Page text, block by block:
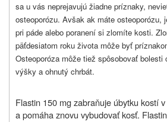
sa u vás neprejavujú žiadne príznaky,
osteoporózu. Avšak ak máte osteoporózu,
pri páde alebo poranení si zlomíte kosti.
päťdesiatom roku života môže byť
Osteoporóza môže tiež spôsobovať bolesti
výšky a ohnutý chrbát.
Flastin 150 mg zabraňuje úbytku kostí
a pomáha znovu vybudovať kosť.